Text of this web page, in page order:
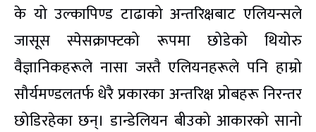
के यो उल्कापिण्ड टाढाको अन्तरिक्षबाट एलियन्सले
जासूस स्पेसक्राफ्टको रूपमा छोडेको थियोरु
वैज्ञानिकहरूले नासा जस्तै एलियनहरूले पनि हाम्रो
सौर्यमण्डलतर्फ धेरै प्रकारका अन्तरिक्ष प्रोबहरू निरन्तर
छोडिरहेका छन्। डान्डेलियन बीउको आकारको सानो